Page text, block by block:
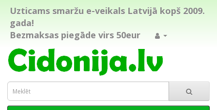
Uzticams smaržu e-veikals Latvijā kopš 2009.
gada!
Bezmaksas piegāde virs 50eur